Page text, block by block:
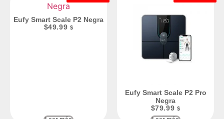
Eufy Smart Scale P2 Negra
$49.99 $
Eufy Smart Scale P2 Pro
Negra
$79.99 $